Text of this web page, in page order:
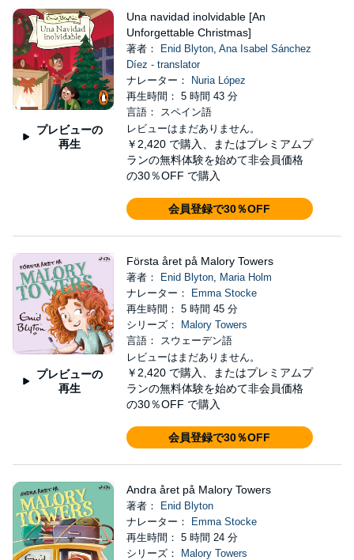
プレビューの
再生
Una navidad inolvidable [An
Unforgettable Christmas]
著者： Enid Blyton, Ana Isabel Sánchez
Díez - translator
ナレーター：
Nuria López
再生時間： 5 時間 43 分
言語： スペイン語
レビューはまだありません。
￥2,420 で購入、またはプレミアムプ
ランの無料体験を始めて非会員価格
の30％OFF で購入
会員登録で30％OFF
プレビューの
再生
Första året på Malory Towers
著者： Enid Blyton, Maria Holm
ナレーター：
Emma Stocke
再生時間： 5 時間 45 分
シリーズ：
Malory Towers
言語： スウェーデン語
レビューはまだありません。
￥2,420 で購入、またはプレミアムプ
ランの無料体験を始めて非会員価格
の30％OFF で購入
会員登録で30％OFF
Andra året på Malory Towers
著者：
Enid Blyton
ナレーター：
Emma Stocke
再生時間： 5 時間 24 分
シリーズ：
Malory Towers